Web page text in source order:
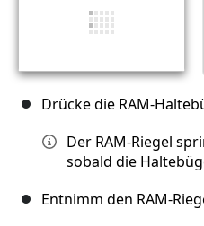
Drücke die RAM-
Der RAM-Riegel
sobald die
Entnimm den RAM-